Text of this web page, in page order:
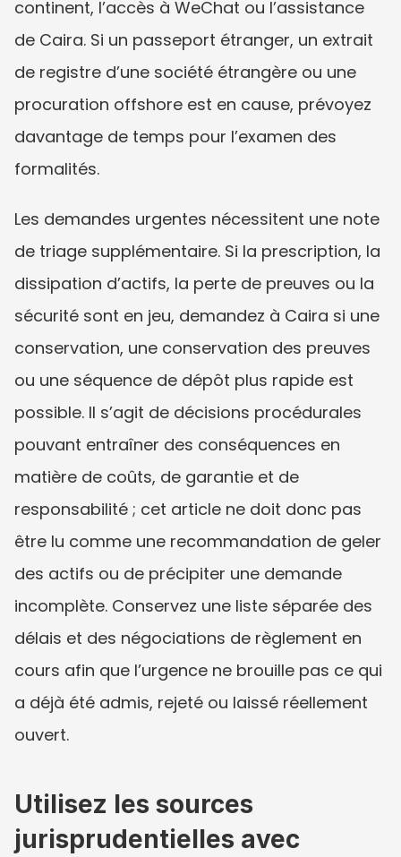
continent, l’accès à WeChat ou l’assistance
de Caira. Si un passeport étranger, un extrait
de registre d’une société étrangère ou une
procuration offshore est en cause, prévoyez
davantage de temps pour l’examen des
formalités.
Les demandes urgentes nécessitent une note
de triage supplémentaire. Si la prescription, la
dissipation d’actifs, la perte de preuves ou la
sécurité sont en jeu, demandez à Caira si une
conservation, une conservation des preuves
ou une séquence de dépôt plus rapide est
possible. Il s’agit de décisions procédurales
pouvant entraîner des conséquences en
matière de coûts, de garantie et de
responsabilité ; cet article ne doit donc pas
être lu comme une recommandation de geler
des actifs ou de précipiter une demande
incomplète. Conservez une liste séparée des
délais et des négociations de règlement en
cours afin que l’urgence ne brouille pas ce qui
a déjà été admis, rejeté ou laissé réellement
ouvert.
Utilisez les sources
jurisprudentielles avec